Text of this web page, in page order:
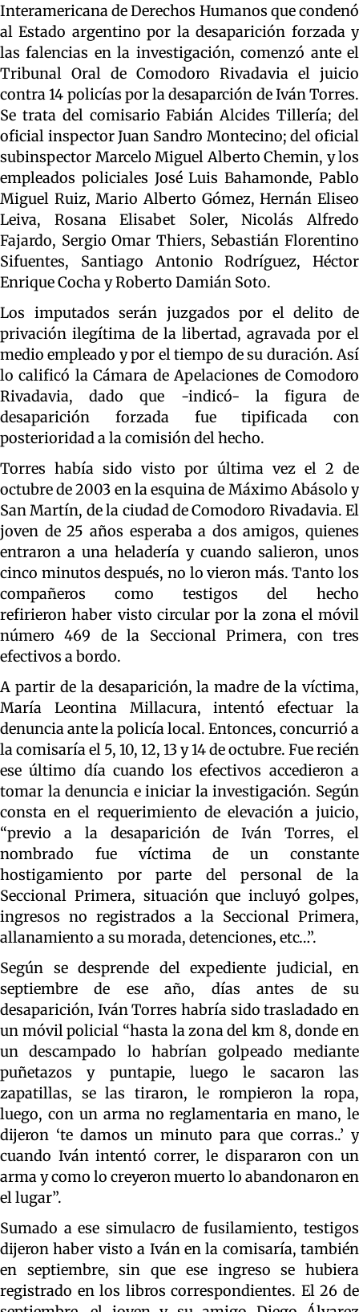
Interamericana de Derechos Humanos que condenó
al Estado argentino por la desaparición forzada y
las falencias en la investigación, comenzó ante el
Tribunal Oral de Comodoro Rivadavia el juicio
contra 14 policías por la desaparción de Iván Torres.
Se trata del comisario Fabián Alcides Tillería; del
oficial inspector Juan Sandro Montecino; del oficial
subinspector Marcelo Miguel Alberto Chemin, y los
empleados policiales José Luis Bahamonde, Pablo
Miguel Ruiz, Mario Alberto Gómez, Hernán Eliseo
Leiva, Rosana Elisabet Soler, Nicolás Alfredo
Fajardo, Sergio Omar Thiers, Sebastián Florentino
Sifuentes, Santiago Antonio Rodríguez, Héctor
Enrique Cocha y Roberto Damián Soto.
Los imputados serán juzgados por el delito de
privación ilegítima de la libertad, agravada por el
medio empleado y por el tiempo de su duración. Así
lo calificó la Cámara de Apelaciones de Comodoro
Rivadavia, dado que -indicó- la figura de
desaparición forzada fue tipificada con
posterioridad a la comisión del hecho.
Torres había sido visto por última vez el 2 de
octubre de 2003 en la esquina de Máximo Abásolo y
San Martín, de la ciudad de Comodoro Rivadavia. El
joven de 25 años esperaba a dos amigos, quienes
entraron a una heladería y cuando salieron, unos
cinco minutos después, no lo vieron más. Tanto los
compañeros como testigos del hecho
refirieron haber visto circular por la zona el móvil
número 469 de la Seccional Primera, con tres
efectivos a bordo.
A partir de la desaparición, la madre de la víctima,
María Leontina Millacura, intentó efectuar la
denuncia ante la policía local. Entonces, concurrió a
la comisaría el 5, 10, 12, 13 y 14 de octubre. Fue recién
ese último día cuando los efectivos accedieron a
tomar la denuncia e iniciar la investigación. Según
consta en el requerimiento de elevación a juicio,
“previo a la desaparición de Iván Torres, el
nombrado fue víctima de un constante
hostigamiento por parte del personal de la
Seccional Primera, situación que incluyó golpes,
ingresos no registrados a la Seccional Primera,
allanamiento a su morada, detenciones, etc…”.
Según se desprende del expediente judicial, en
septiembre de ese año, días antes de su
desaparición, Iván Torres habría sido trasladado en
un móvil policial “hasta la zona del km 8, donde en
un descampado lo habrían golpeado mediante
puñetazos y puntapie, luego le sacaron las
zapatillas, se las tiraron, le rompieron la ropa,
luego, con un arma no reglamentaria en mano, le
dijeron ‘te damos un minuto para que corras..’ y
cuando Iván intentó correr, le dispararon con un
arma y como lo creyeron muerto lo abandonaron en
el lugar”.
Sumado a ese simulacro de fusilamiento, testigos
dijeron haber visto a Iván en la comisaría, también
en septiembre, sin que ese ingreso se hubiera
registrado en los libros correspondientes. El 26 de